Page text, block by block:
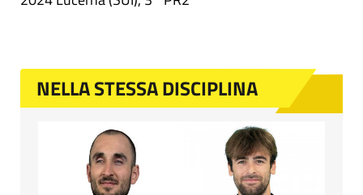
NELLA STESSA DISCIPLINA